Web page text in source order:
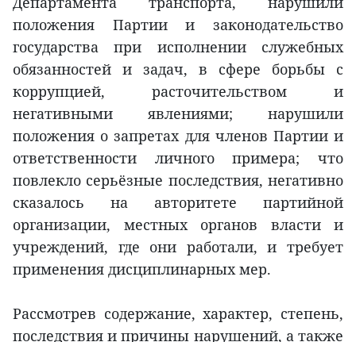
положения Партии и законодательство
государства при исполнении служебных
обязанностей и задач, в сфере борьбы с
коррупцией, расточительством и
негативными явлениями; нарушили
положения о запретах для членов Партии и
ответственности личного примера; что
повлекло серьёзные последствия, негативно
сказалось на авторитете партийной
организации, местных органов власти и
учреждений, где они работали, и требует
применения дисциплинарных мер.
Рассмотрев содержание, характер, степень,
последствия и причины нарушений, а также